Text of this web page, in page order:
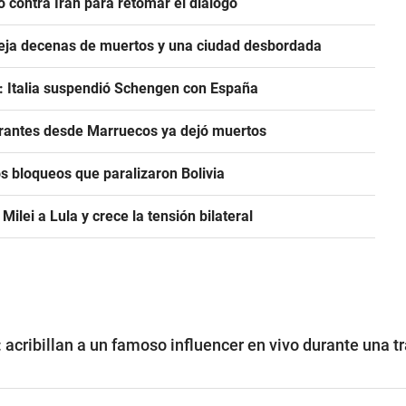
decenas de muertos y una ciudad desbordada
suspendió Schengen con España
desde Marruecos ya dejó muertos
bloqueos que paralizaron Bolivia
a Lula y crece la tensión bilateral
a un famoso influencer en vivo durante una